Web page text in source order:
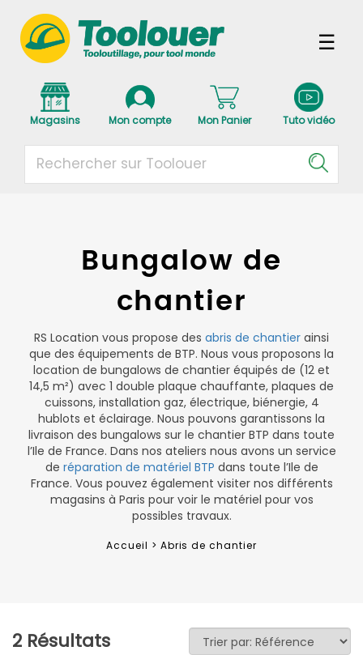
Magasins Mon compte Mon Panier Tuto vidéo
Bungalow de
chantier
RS Location vous propose des abris de chantier ainsi
que des équipements de BTP. Nous vous proposons la
location de bungalows de chantier équipés de (12 et
14,5 m²) avec 1 double plaque chauffante, plaques de
cuissons, installation gaz, électrique, biénergie, 4
hublots et éclairage. Nous pouvons garantissons la
livraison des bungalows sur le chantier BTP dans toute
l’Ile de France. Dans nos ateliers nous avons un service
de réparation de matériel BTP dans toute l’Ile de
France. Vous pouvez également visiter nos différents
magasins à Paris pour voir le matériel pour vos
possibles travaux.
Accueil > Abris de chantier
2 Résultats